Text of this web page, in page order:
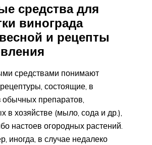
средства для
винограда
и рецепты
средствами понимают
состоящие, в
обычных препаратов,
в хозяйстве (мыло, сода и др.),
настоев огородных растений.
иногда, в случае недалеко